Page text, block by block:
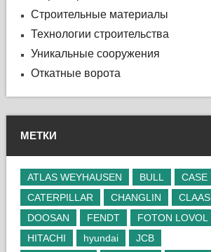
Строительные материалы
Технологии строительства
Уникальные сооружения
Откатные ворота
МЕТКИ
ATLAS WEYHAUSEN BULL
CASE
CATERPILLAR
CHANGLIN
CLAAS
DOOSAN
FENDT
FOTON LOVOL
HITACHI
hyundai
JCB